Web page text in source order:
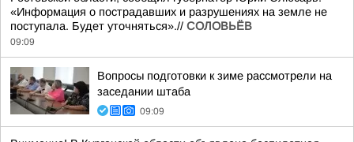
«Информация о пострадавших и разрушениях на земле не
поступала. Будет уточняться».// СОЛОВЬЁВ
09:09
Вопросы подготовки к зиме рассмотрели на
заседании штаба
09:09